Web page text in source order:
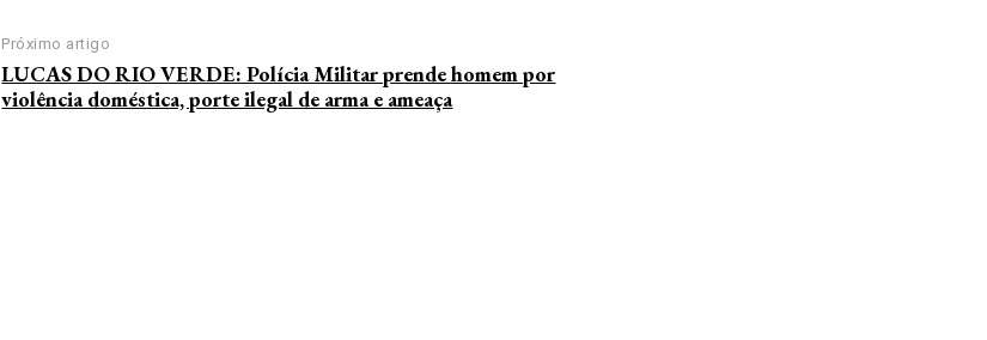
Próximo artigo
LUCAS DO RIO VERDE: Polícia Militar prende homem por
violência doméstica, porte ilegal de arma e ameaça